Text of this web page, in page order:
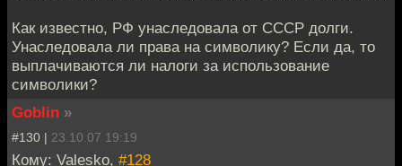
Как известно, РФ унаследовала от СССР долги.
Унаследовала ли права на символику? Если да, то
выплачиваются ли налоги за использование
символики?
Goblin »
#130 | 23.10.07 19:19
Кому: Valesko, #128